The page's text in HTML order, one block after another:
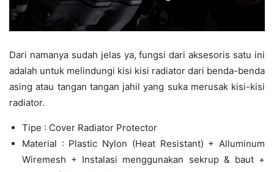
Dari namanya sudah jelas ya, fungsi dari aksesoris satu ini
adalah untuk melindungi kisi kisi radiator dari benda-benda
asing atau tangan tangan jahil yang suka merusak kisi-kisi
radiator.
Tipe : Cover Radiator Protector
Material : Plastic Nylon (Heat Resistant) + Alluminum
Wiremesh + Instalasi menggunakan sekrup & baut +